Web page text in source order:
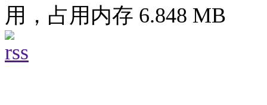
用，占用内存 6.848 MB